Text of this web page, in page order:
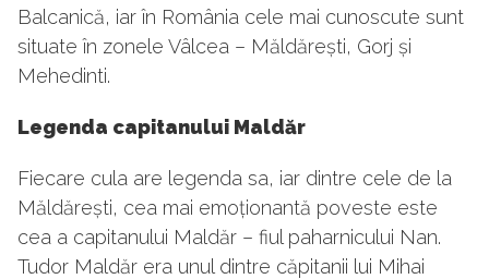
Balcanică, iar în România cele mai cunoscute sunt
situate în zonele Vâlcea – Măldărești, Gorj și
Mehedinti.
Legenda capitanului Maldăr
Fiecare cula are legenda sa, iar dintre cele de la
Măldărești, cea mai emoționantă poveste este
cea a capitanului Maldăr – fiul paharnicului Nan.
Tudor Maldăr era unul dintre căpitanii lui Mihai